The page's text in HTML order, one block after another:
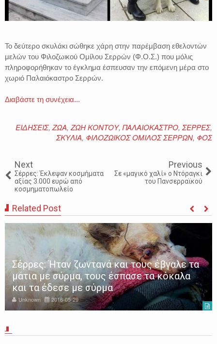
Το δεύτερο σκυλάκι σώθηκε χάρη στην παρέμβαση εθελοντών
μελών του Φιλοζωικού Ομίλου Σερρών (Φ.Ο.Σ.) που μόλις
πληροφορήθηκαν το έγκλημα έσπευσαν την επόμενη μέρα στο
χωριό Παλαιόκαστρο Σερρών.
Διαβάστε τη συνέχεια...
ΕΙΔΗΣΕΙΣ, ΖΩΑ, ΖΩΗ ΚΟΝΤΟΥ, ΠΑΛΑΙΟΚΑΣΤΡΟ, ΣΕΡΡΕΣ,
ΣΚΥΛΙΑ, ΦΙΛΟΖΩΙΚΟΣ ΟΜΙΛΟΣ ΣΕΡΡΩΝ, ΦΟΣ
Next
Σέρρες: Έκλεψαν κοσμήματα
αξίας 3.000 ευρώ από
κοσμηματοπωλείο
Previous
Σε «μαγικό χαλί» ο Ντόραγκι
του Πανσερραϊκού
Related Post
Σέρρες: Ήταν ζωντανά και τους έβγαλε τα
μάτια με σύρμα, τους έσπασε τα κόκαλα
και τα έδεσε με σύρμα
Unknown 2016-05-29